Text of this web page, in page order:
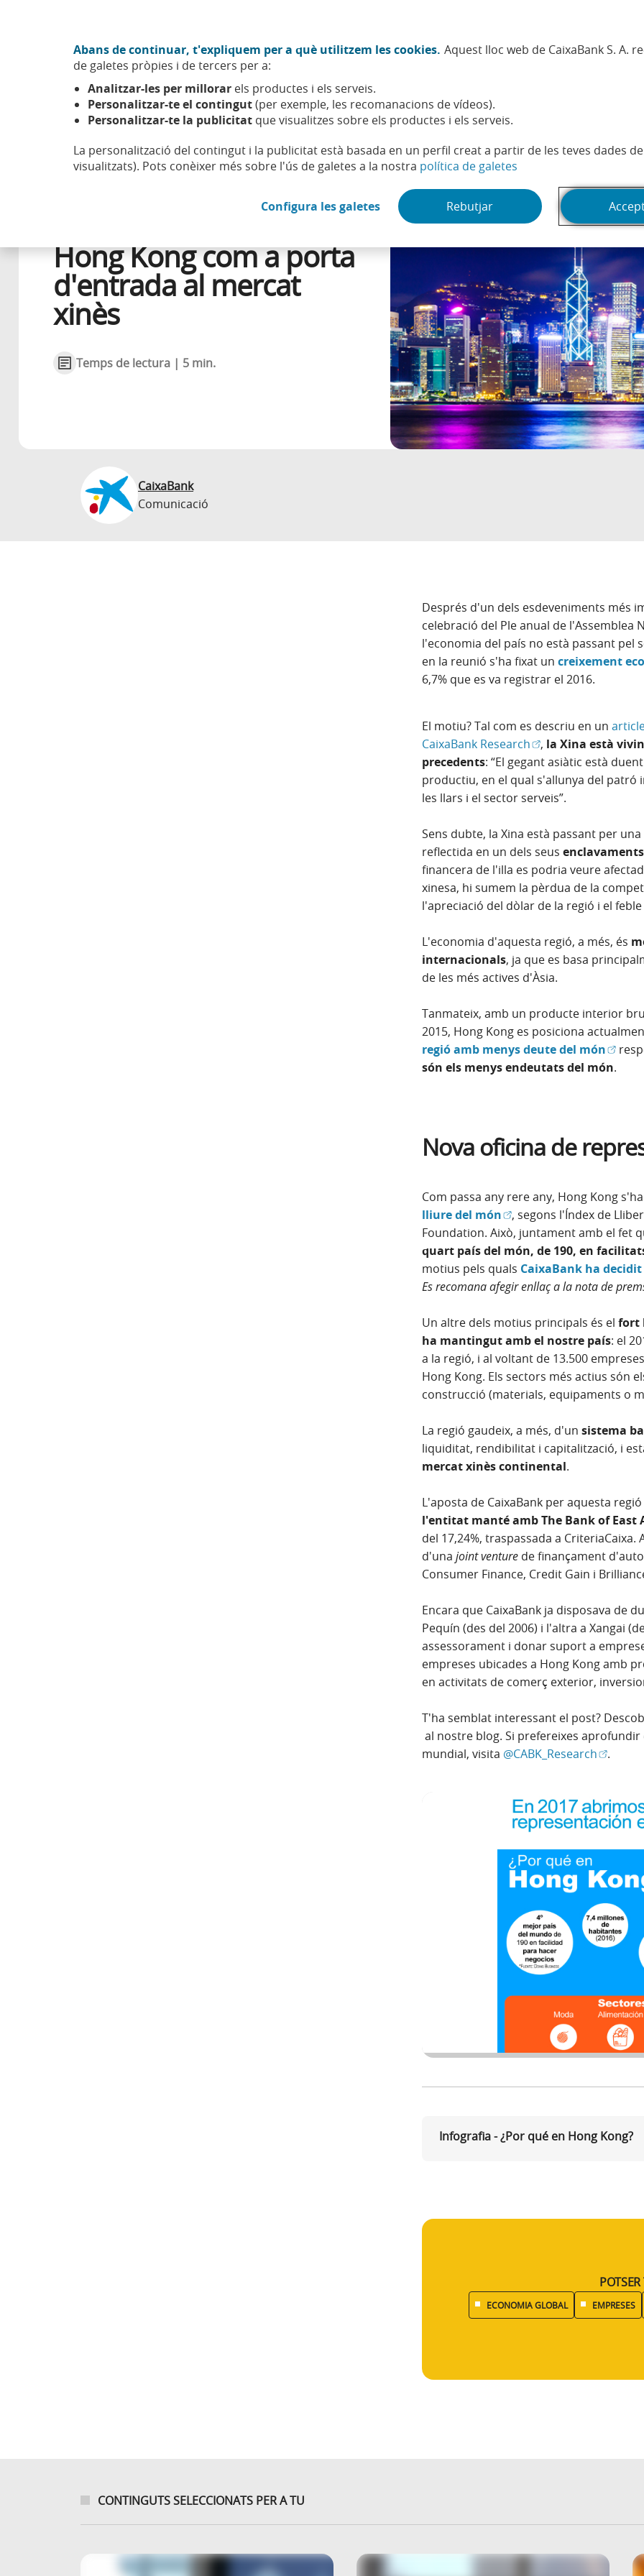
Abans de continuar, t'expliquem per a què utilitzem les cookies. Aquest lloc web de CaixaBank S. A.
de galetes pròpies i de tercers per a:
Analitzar-les per millorar els productes i els serveis.
Personalitzar-te el contingut(per exemple, les recomanacions de vídeos).
Personalitzar-te la publicitat que visualitzes sobre els productes i els serveis.
La personalització del contingut i la publicitat està basada en un perfil creat a partir de les teves dades
visualitzats). Pots conèixer més sobre l'ús de galetes a la nostra política de galetes
Configura les galetes(Obre en finestra nova)
Rebutjar
Sobre nosaltres Accionistes i inversors
Esfera Entorn econòmic Negocis Hong Kong com a porta d'entrada al mercat xinès
22 MARÇ 2017
Hong Kong com a porta
d'entrada al mercat
xinès
Temps de lectura | 5 min.
CaixaBank
Comunicació
Després d'un dels esdeveniments més
celebració del Ple anual de l'Assemblea
l'economia del país no està passant pel
en la reunió s'ha fixat un creixement
6,7% que es va registrar el 2016.
El motiu? Tal com es descriu en un
CaixaBank Research(Obre en finestra
, la Xina està
precedents: “El gegant asiàtic està
productiu, en el qual s'allunya del
les llars i el sector serveis”.
Sens dubte, la Xina està passant per
reflectida en un dels seus
financera de l'illa es podria veure
xinesa, hi sumem la pèrdua de la
l'apreciació del dòlar de la regió i el
L'economia d'aquesta regió, a més, és
internacionals, ja que es basa
de les més actives d'Àsia.
Tanmateix, amb un producte interior
2015, Hong Kong es posiciona
regió amb menys deute del món(Obre
són els menys endeutats del món.
Nova oficina de
Com passa any rere any, Hong Kong
lliure del món(Obre en finestra nova)
, segons l'Índex de
Foundation. Això, juntament amb el fet
quart país del món, de 190, en
motius pels quals CaixaBank ha
Es recomana afegir enllaç a la nota de
Un altre dels motius principals és el fort
ha mantingut amb el nostre país: el
a la regió, i al voltant de 13.500
Hong Kong. Els sectors més actius són
construcció (materials, equipaments o
La regió gaudeix, a més, d'un sistema
liquiditat, rendibilitat i capitalització, i
mercat xinès continental.
L'aposta de CaixaBank per aquesta
l'entitat manté amb The Bank of East
del 17,24%, traspassada a CriteriaCaixa.
d'una joint venture de finançament
Consumer Finance, Credit Gain i
Encara que CaixaBank ja disposava de
Pequín (des del 2006) i l'altra a Xangai
assessorament i donar suport a
empreses ubicades a Hong Kong amb
en activitats de comerç exterior,
T'ha semblat interessant el post?
al nostre blog. Si prefereixes
mundial, visita @CABK_Research(Obre
.
Infografia - ¿Por qué en Hong Kong?
ECONOMIA GLOBAL EMPRESES
CONTINGUTS SELECCIONATS PER A TU